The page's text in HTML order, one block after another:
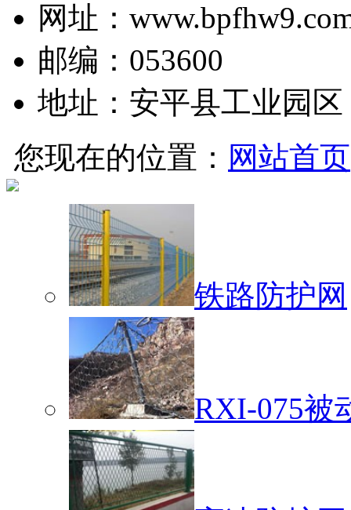
网址：
邮编：053600
地址：安平县工业园区
您现在的位置： 网站首页
铁路防护网
RXI-075被